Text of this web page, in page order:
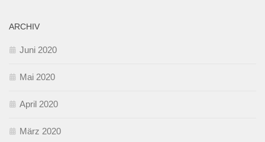
ARCHIV
Juni 2020
Mai 2020
April 2020
März 2020